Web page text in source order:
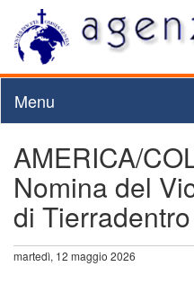
Menu
AMERICA/
Nomina del
di Tierradentro
martedì, 12 maggio 2026